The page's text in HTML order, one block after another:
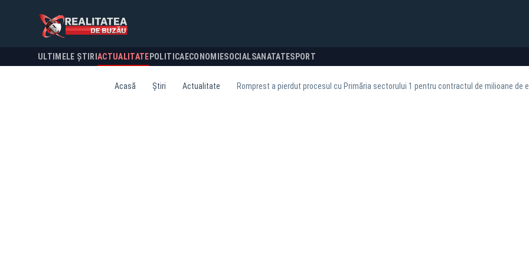
ULTIMELE ȘTIRI ACTUALITATE POLITICA ECONOMIESOCIALSANATATESPORT
Acasă Știri Actualitate Romprest a pierdut procesul cu Primăria sectorului 1 pentru contractul de milioane de